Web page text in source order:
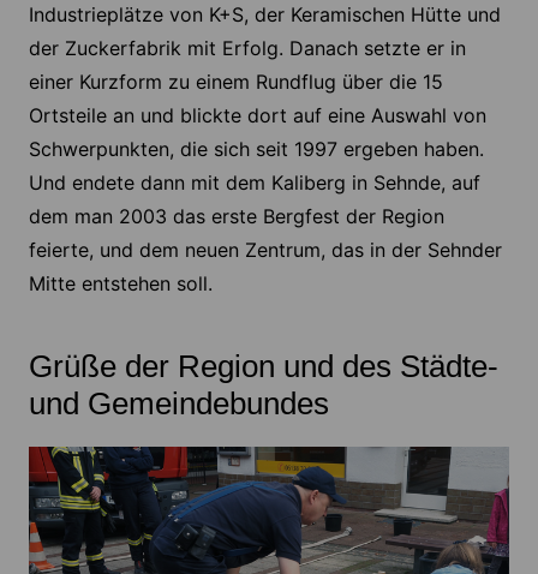
Industrieplätze von K+S, der Keramischen Hütte und
der Zuckerfabrik mit Erfolg. Danach setzte er in
einer Kurzform zu einem Rundflug über die 15
Ortsteile an und blickte dort auf eine Auswahl von
Schwerpunkten, die sich seit 1997 ergeben haben.
Und endete dann mit dem Kaliberg in Sehnde, auf
dem man 2003 das erste Bergfest der Region
feierte, und dem neuen Zentrum, das in der Sehnder
Mitte entstehen soll.
Grüße der Region und des Städte-
und Gemeindebundes